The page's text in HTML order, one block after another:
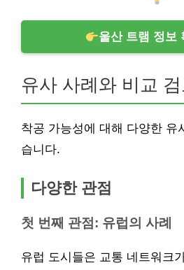
울산 트램 정보
유사 사례와 비교 검
착공 가능성에 대해 다양한 유
습니다.
다양한 관점
첫 번째 관점: 유럽의 사례
유럽 도시들은 교통 네트워크